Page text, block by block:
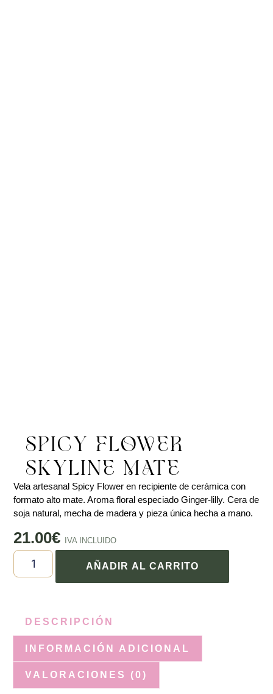
SPICY FLOWER –
SKYLINE MATE
Vela artesanal Spicy Flower en recipiente de cerámica con
formato alto mate. Aroma floral especiado Ginger-lilly. Cera de
soja natural, mecha de madera y pieza única hecha a mano.
21.00€ IVA INCLUIDO
AÑADIR AL CARRITO
DESCRIPCIÓN
INFORMACIÓN ADICIONAL
VALORACIONES (0)